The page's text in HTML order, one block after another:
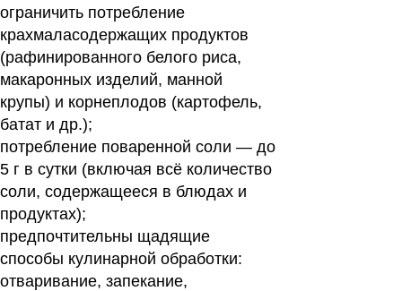
ограничить потребление
крахмаласодержащих продуктов
(рафинированного белого риса,
макаронных изделий, манной
крупы) и корнеплодов (картофель,
батат и др.);
потребление поваренной соли — до
5 г в сутки (включая всё количество
соли, содержащееся в блюдах и
продуктах);
предпочтительны щадящие
способы кулинарной обработки:
отваривание, запекание,